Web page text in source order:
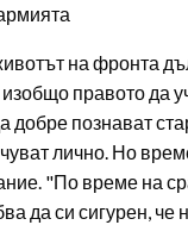
на фронта
правото да
добре познават
лично. Но
"По време на
да си сигурен,